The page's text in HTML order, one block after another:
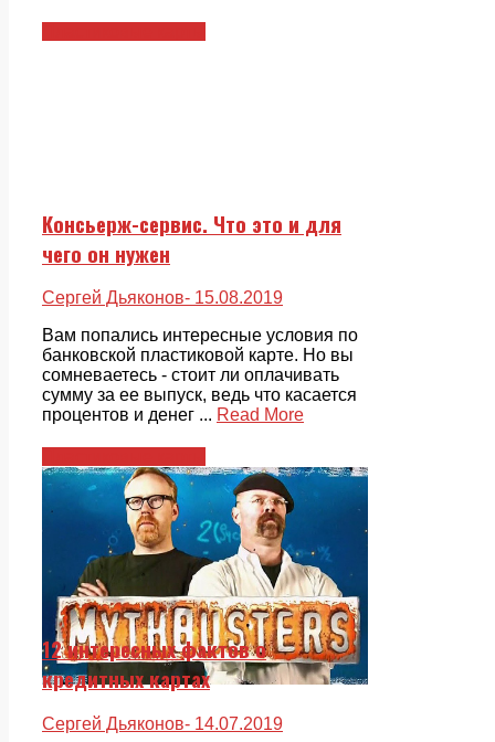
Консьерж-сервис. Что это и для
чего он нужен
Сергей Дьяконов- 15.08.2019
Вам попались интересные условия по
банковской пластиковой карте. Но вы
сомневаетесь - стоит ли оплачивать
сумму за ее выпуск, ведь что касается
процентов и денег ... Read More
12 интересных фактов о
кредитных картах
Сергей Дьяконов- 14.07.2019